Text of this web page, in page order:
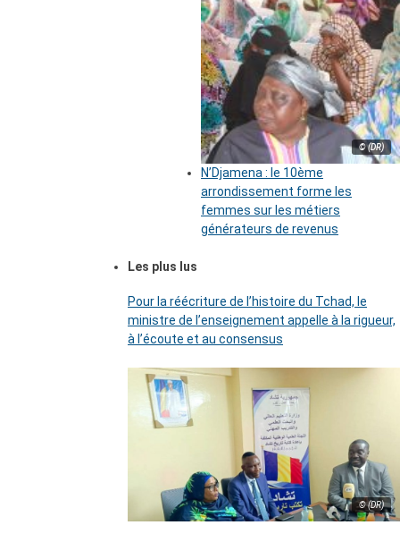
© (DR)
N’Djamena : le 10ème
arrondissement forme les
femmes sur les métiers
générateurs de revenus
Les plus lus
Pour la réécriture de l’histoire du Tchad, le
ministre de l’enseignement appelle à la rigueur,
à l’écoute et au consensus
© (DR)